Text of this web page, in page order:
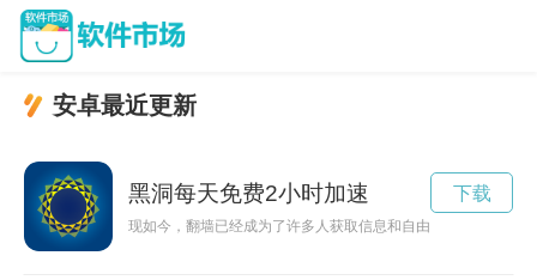
安卓最近更新
黑洞每天免费2小时加速
现如今，翻墙已经成为了许多人获取信息和自由上网的必要手
下载